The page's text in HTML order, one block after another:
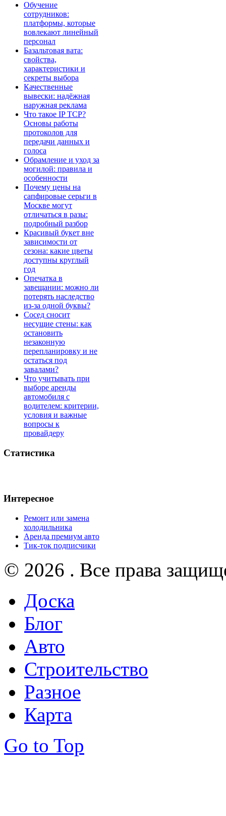
Обучение
сотрудников:
платформы, которые
вовлекают линейный
персонал
Базальтовая вата:
свойства,
характеристики и
секреты выбора
Качественные
вывески: надёжная
наружная реклама
Что такое IP TCP?
Основы работы
протоколов для
передачи данных и
голоса
Обрамление и уход за
могилой: правила и
особенности
Почему цены на
сапфировые серьги в
Москве могут
отличаться в разы:
подробный разбор
Красивый букет вне
зависимости от
сезона: какие цветы
доступны круглый
год
Опечатка в
завещании: можно ли
потерять наследство
из-за одной буквы?
Сосед сносит
несущие стены: как
остановить
незаконную
перепланировку и не
остаться под
завалами?
Что учитывать при
выборе аренды
автомобиля с
водителем: критерии,
условия и важные
вопросы к
провайдеру
Статистика
Интересное
Ремонт или замена
холодильника
Аренда премиум авто
Тик-ток подписчики
© 2026 . Все права
Доска
Блог
Авто
Строительство
Разное
Карта
Go to Top